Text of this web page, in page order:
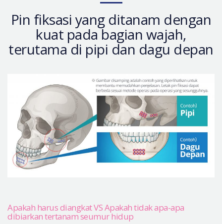
Introduksi Rumah Sakit
Operasi yang Aman
Pin fiksasi yang ditanam dengan
kuat pada bagian wajah,
terutama di pipi dan dagu depan
Apakah harus diangkat VS Apakah tidak apa-apa
dibiarkan tertanam seumur hidup